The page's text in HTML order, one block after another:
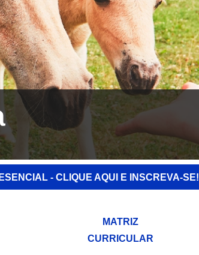
- CLIQUE AQUI E INSCREVA-SE!
MATRIZ
CURRICULAR